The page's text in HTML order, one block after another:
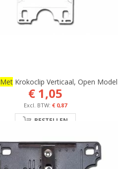
MetKrokoclip Verticaal, Open Model
€ 1,05
€ 0,87
BESTELLEN